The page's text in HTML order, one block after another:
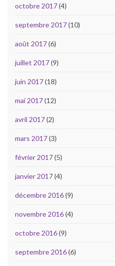
octobre 2017(4)
septembre 2017(10)
août 2017(6)
juillet 2017(9)
juin 2017(18)
mai 2017(12)
avril 2017(2)
mars 2017(3)
février 2017(5)
janvier 2017(4)
décembre 2016(9)
novembre 2016(4)
octobre 2016(9)
septembre 2016(6)